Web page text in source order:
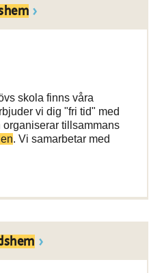
skola finns våra
vi dig "fri tid" med
organiserar tillsammans
. Vi samarbetar med